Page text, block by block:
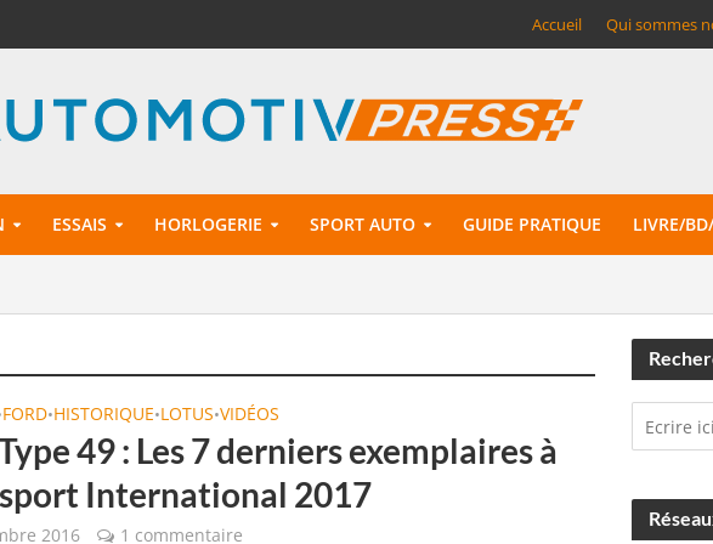
Accueil Qui sommes
ESSAIS HORLOGERIE SPORT AUTO GUIDE PRATIQUE LIVRE/
FORD•HISTORIQUE•LOTUS•VIDÉOS
49 : Les 7 derniers exemplaires à
International 2017
2016 1 commentaire